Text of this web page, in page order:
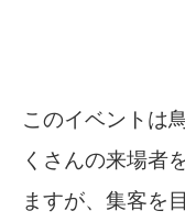
このイベントは
くさんの来場者
ますが、集客を